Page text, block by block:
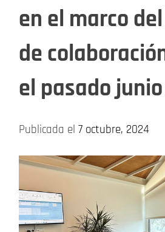
en el marco
de
el pasado junio
Publicada el 7 octubre, 2024